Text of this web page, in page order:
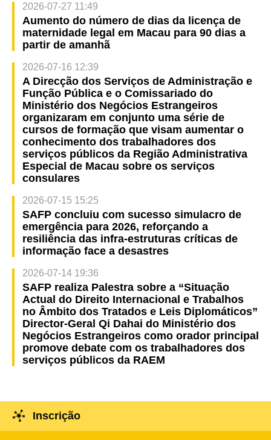
2026-07-27 11:49
Aumento do número de dias da licença de
maternidade legal em Macau para 90 dias a
partir de amanhã
2026-07-16 12:39
A Direcção dos Serviços de Administração e
Função Pública e o Comissariado do
Ministério dos Negócios Estrangeiros
organizaram em conjunto uma série de
cursos de formação que visam aumentar o
conhecimento dos trabalhadores dos
serviços públicos da Região Administrativa
Especial de Macau sobre os serviços
consulares
2026-07-15 15:25
SAFP concluiu com sucesso simulacro de
emergência para 2026, reforçando a
resiliência das infra-estruturas críticas de
informação face a desastres
2026-07-14 19:36
SAFP realiza Palestra sobre a “Situação
Actual do Direito Internacional e Trabalhos
no Âmbito dos Tratados e Leis Diplomáticos”
Director-Geral Qi Dahai do Ministério dos
Negócios Estrangeiros como orador principal
promove debate com os trabalhadores dos
serviços públicos da RAEM
Inscrição